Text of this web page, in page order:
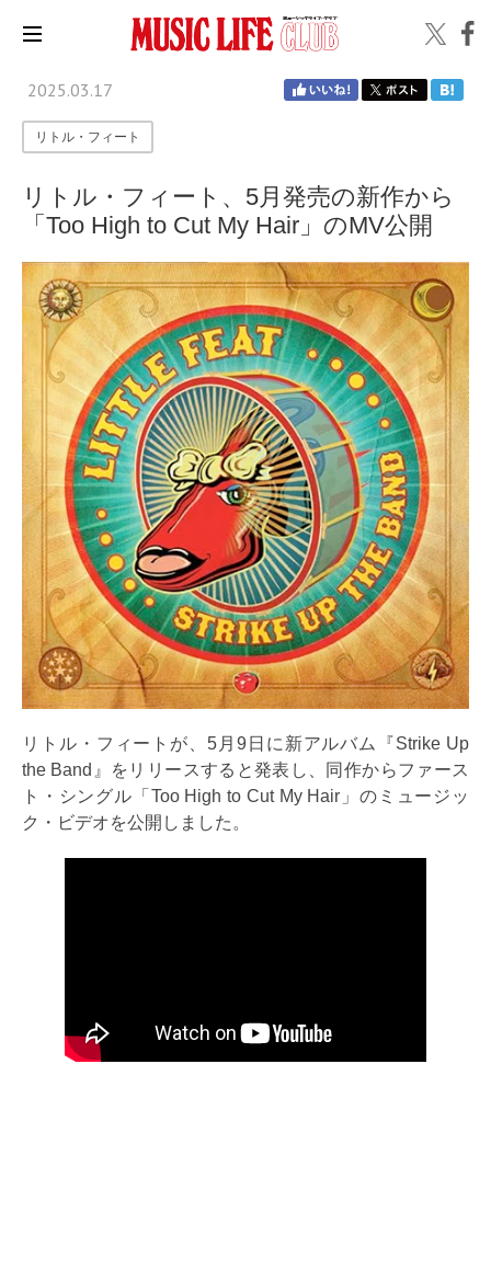
2025.03.17
リトル・フィート
リトル・フィート、5月発売の新作から
「Too High to Cut My Hair」のMV公開
リトル・フィートが、5月9日に新アルバム『Strike Up
the Band』をリリースすると発表し、同作からファース
ト・シングル「Too High to Cut My Hair」のミュージッ
ク・ビデオを公開しました。